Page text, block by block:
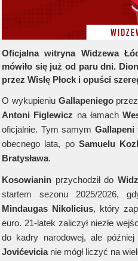
Oficjalna witryna Widzewa
mówiło się już od paru dni.
przez Wisłę Płock i opuści
O wykupieniu Gallapeniego
Antoni Figlewicz na łamach
oficjalnie. Tym samym Gallapeni
obecnego lata, po Samuelu
Bratysława.
Kosowianin przychodził do
startem sezonu 2025/2026,
Mindaugas Nikolicius, który
euro. 21-latek zaliczył niezłe
do kadry narodowej, ale
Jovićevicianie mógł liczyć na